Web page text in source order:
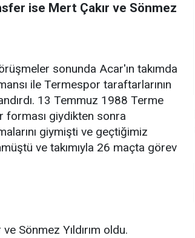
ise Mert Çakır ve Sönmez
sonunda Acar'ın takımda
ile Termespor taraftarlarının
13 Temmuz 1988 Terme
forması giydikten sonra
giymişti ve geçtiğimiz
ve takımıyla 26 maçta görev
Sönmez Yıldırım oldu.